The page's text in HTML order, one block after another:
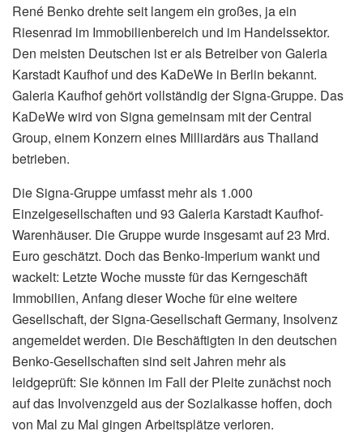
René Benko drehte seit langem ein großes, ja ein
Riesenrad im Immobilienbereich und im Handelssektor.
Den meisten Deutschen ist er als Betreiber von Galeria
Karstadt Kaufhof und des KaDeWe in Berlin bekannt.
Galeria Kaufhof gehört vollständig der Signa-Gruppe. Das
KaDeWe wird von Signa gemeinsam mit der Central
Group, einem Konzern eines Milliardärs aus Thailand
betrieben.
Die Signa-Gruppe umfasst mehr als 1.000
Einzelgesellschaften und 93 Galeria Karstadt Kaufhof-
Warenhäuser. Die Gruppe wurde insgesamt auf 23 Mrd.
Euro geschätzt. Doch das Benko-Imperium wankt und
wackelt: Letzte Woche musste für das Kerngeschäft
Immobilien, Anfang dieser Woche für eine weitere
Gesellschaft, der Signa-Gesellschaft Germany, Insolvenz
angemeldet werden. Die Beschäftigten in den deutschen
Benko-Gesellschaften sind seit Jahren mehr als
leidgeprüft: Sie können im Fall der Pleite zunächst noch
auf das Involvenzgeld aus der Sozialkasse hoffen, doch
von Mal zu Mal gingen Arbeitsplätze verloren.